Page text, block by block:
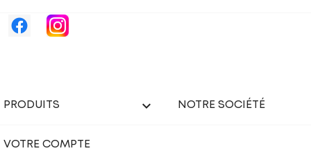
PRODUITS  NOTRE SOCIÉTÉ
VOTRE COMPTE